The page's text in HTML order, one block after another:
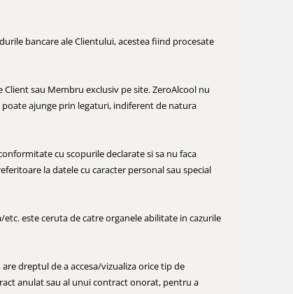
bancare ale Clientului, acestea fiind procesate
sau Membru exclusiv pe site. ZeroAlcool nu
ajunge prin legaturi, indiferent de natura
cu scopurile declarate si sa nu faca
la datele cu caracter personal sau special
este ceruta de catre organele abilitate in cazurile
dreptul de a accesa/vizualiza orice tip de
anulat sau al unui contract onorat, pentru a